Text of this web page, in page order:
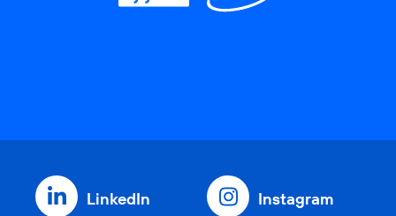
LinkedIn Instagram